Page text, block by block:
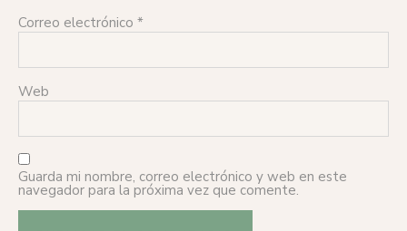
Correo electrónico *
Web
Guarda mi nombre, correo electrónico y web en este
navegador para la próxima vez que comente.